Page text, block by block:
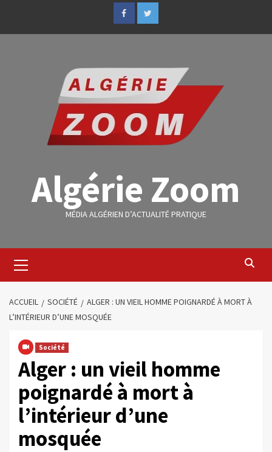
Algérie Zoom
MÉDIA ALGÉRIEN D’ACTUALITÉ PRATIQUE
ACCUEIL SOCIÉTÉ
ALGER : UN VIEIL HOMME POIGNARDÉ À MORT À
L’INTÉRIEUR D’UNE MOSQUÉE
Société
Alger : un vieil homme
poignardé à mort à
l’intérieur d’une
mosquée